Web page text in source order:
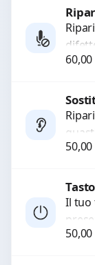
di...
60,00
50,00
Il tuo
50,00